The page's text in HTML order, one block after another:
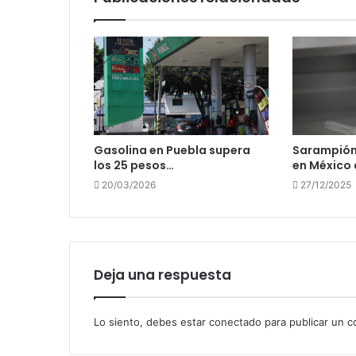
Gasolina en Puebla supera
los 25 pesos…
20/03/2026
en
27/12/2025
Deja una respuesta
Lo siento, debes estar conectado para publicar un